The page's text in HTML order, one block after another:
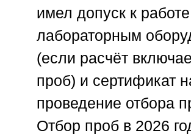
имел допуск к
лабораторным
(если расчёт
проб) и сертификат
проведение отбора
Отбор проб в 2026